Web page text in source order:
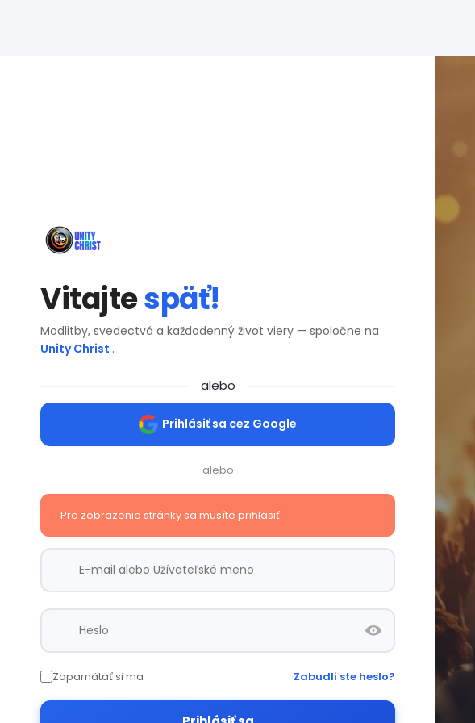
Vitajtespäť!
Modlitby, svedectvá a každodenný život viery — spoločne na
Unity Christ .
alebo
Prihlásiť sa cez Google
alebo
Pre zobrazenie stránky sa musíte prihlásiť
Zapamätať si ma Zabudli ste heslo?